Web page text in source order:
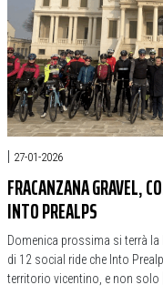
| 27-01-2026
FRACANZANA GRAVEL,
INTO PREALPS
Domenica prossima si terrà la
di 12 social ride che Into
territorio vicentino, e non solo